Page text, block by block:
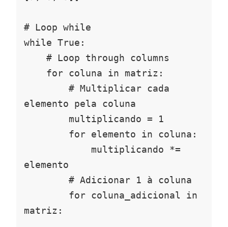
# Loop while
while True:
    # Loop through columns
        # Multiplicar cada
elemento pela coluna
elemento
        # Adicionar 1 à coluna
matriz: